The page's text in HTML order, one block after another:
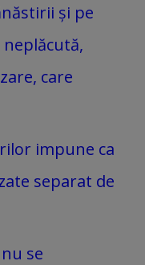
și pe
care
impune ca
separat de
se